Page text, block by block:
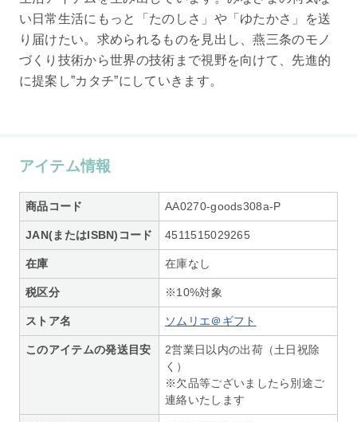
い日常生活にもっと「たのしさ」や「ゆたかさ」を送
り届けたい。求められるものを見出し、燕三条のモノ
づくり技術から世界の技術まで視野を向けて、先進的
に提案し”カタチ”にしていきます。
アイテム情報
商品コード AA0270-goods308a-P
JAN(またはISBN)コード 4511515029265
在庫 在庫なし
税区分 ※10%対象
ストア名 ソムリエ＠ギフト
このアイテムの発送目安
2営業日以内の出荷（土日祝除
く）
※欠品等ございましたら別途ご
連絡いたします